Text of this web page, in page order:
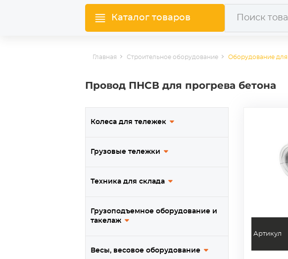
Каталог товаров
Главная Строительное оборудование Оборудование для
Провод ПНСВ для прогрева бетона
Колеса для тележек
Грузовые тележки
Техника для склада
Грузоподъемное оборудование и
такелаж
Весы, весовое оборудование
Артикул